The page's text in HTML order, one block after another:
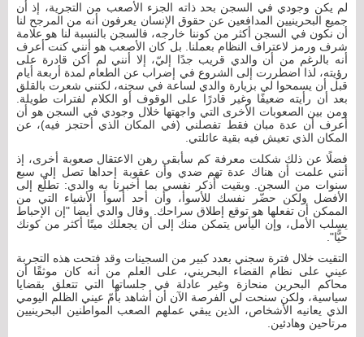
لم يكن وجودي في السجن بحد ذاته الجزء الأصعب من التجرية، إذ أن
جميع البحرينيين المدافعين عن حقوق الإنسان يعرفون أنه من المرجح لنا
أن نكون في السجن أكثر من كوننا خارجه، فالسجن بالنسبة لنا هو علامة
شرف ورمز لاعتراف النظام بعملنا. بل كان الأصعب هو أنني كنت أعرف
أنه بالرغم من أن والدي قريب جدًا إليّ، إلا أنني لم أكن قادرة على
رؤيته، لذا اضطررت إلى الشروع في إضراب عن الطعام لمدة أربعة أيام
قبل أن يسمحوا لي بزيارة والدي لساعة في سجنه، لكنني شعرت بالقلق
بعد أن رأيته ضعيفًا وغير قادرًا على الوقوف أو الكلام لفترات طويلة.
ومن بين الصعوبات الأخرى التي واجهتها خلال وجودي في السجن هو أن
أعرف أن عدة مبان فقط تفصلني (في المكان الذي أحتجز فيه)، عن
المكان الذي تعيش فيه بقية عائلتي.
فضلًا عن ذلك شكلت معرفة كم سأبقى رهن الاعتقال صعوبة أخرى، إذ
أنني علمت أن هناك عدة تهم ضدي وأن عقوبة إحداها تصل إلى سبع
سنوات من السجن. وبقيت أذكر نفسي بما أخبرنا به والدي: تطلّع إلى
الأفضل ولكن حضّر نفسك للأسوأ، وأن أحد أسوأ الأشياء التي من
الممكن أن تفعلها هو توقع إطلاق سراحك. وقال والدي أيضا "إن الإحباط
يسلب الأمل، وإن اليأس يتمكن منك إلى أن يجعلك ميتًا أكثر من كونك
حيًّا".
التقيت خلال فترة سجني بعدد كبير من السجينات وقد فتحت هذه التجربة
عيني على نظام القضاء البحريني، على العلم من أنه كان موثقًا أن
محاكم البحرين منحازة وغير عادلة في جلساتها التي تتعلق بقضايا
سياسية، ولكن سنحت لي الفرصة الآن أن أشاهد بأمّ عيني الظلم اليومي
الذي يعانيه الأشخاص، الذين يبقي عملهم الصعب المواطنين البحرينيين
مرتاحين وهادئين.